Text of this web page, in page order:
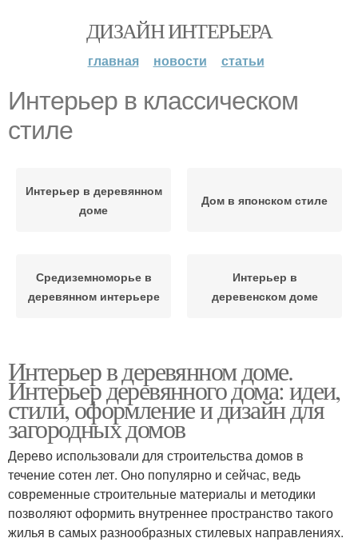
ДИЗАЙН ИНТЕРЬЕРА
главная новости статьи
Интерьер в классическом
стиле
Интерьер в деревянном
доме
Дом в японском стиле
Средиземноморье в
деревянном интерьере
Интерьер в
деревенском доме
Интерьер в деревянном доме.
Интерьер деревянного дома: идеи,
стили, оформление и дизайн для
загородных домов
Дерево использовали для строительства домов в
течение сотен лет. Оно популярно и сейчас, ведь
современные строительные материалы и методики
позволяют оформить внутреннее пространство такого
жилья в самых разнообразных стилевых направлениях.